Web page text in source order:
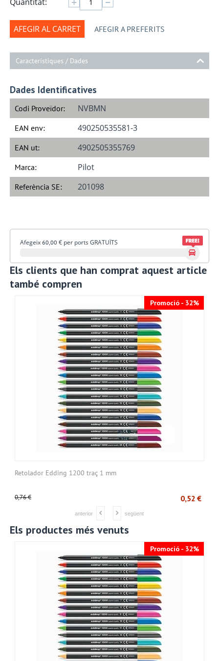
AFEGIR AL CARRET AFEGIR A PREFERITS
Característiques / Dades
Dades Identificatives
Codi Proveïdor: NVBMN
EAN env: 490250535581-3
EAN ut: 4902505355769
Marca: Pilot
Referència SE: 201098
Afegeix 60,00 € per ports GRATUÏTS
Els clients que han comprat aquest article
també compren
Promoció - 32%
Retolador Edding 1200 traç 1 mm
0,76€ 0,52 €
anterior següent
Els productes més venuts
Promoció - 32%